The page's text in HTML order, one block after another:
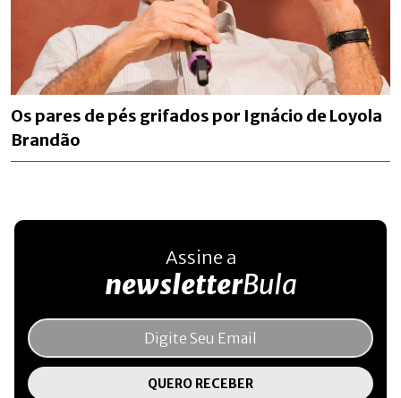
Os pares de pés grifados por Ignácio de Loyola
Brandão
Assine a
newsletterBula